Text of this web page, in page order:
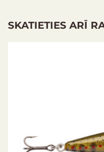
SKATIETIES ARĪ